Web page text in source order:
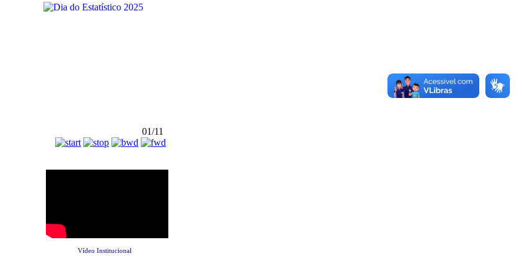
01/11
Vídeo Institucional